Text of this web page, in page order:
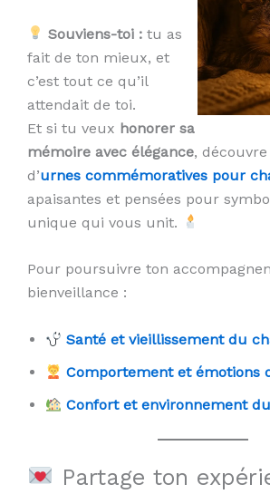
Souviens-toi : tu as
fait de ton mieux, et
c’est tout ce qu’il
attendait de toi.
Et si tu veux honorer sa
mémoire avec élégance,
d’urnes commémoratives pour
apaisantes et pensées pour
unique qui vous unit.
Pour poursuivre ton
bienveillance :
Santé et vieillissement du
Comportement et émotions
Confort et environnement
Partage ton